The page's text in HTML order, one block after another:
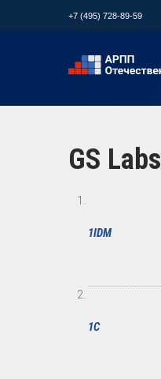
+7 (495) 728-89-59
GS Labs
1IDM
1С